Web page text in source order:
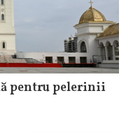
pentru pelerinii